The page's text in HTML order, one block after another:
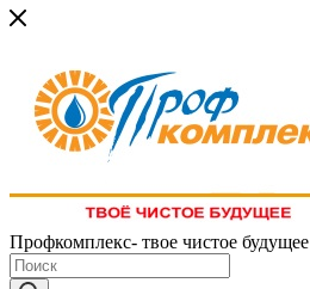
Профкомплекс- твое чистое будущее